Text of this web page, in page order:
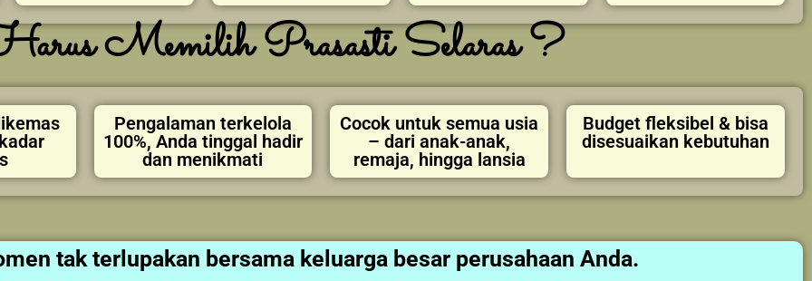
Memilih Prasasti Selaras ?
Pengalaman terkelola
100%, Anda tinggal hadir
dan menikmati
Cocok untuk semua usia
– dari anak-anak,
remaja, hingga lansia
Budget fleksibel & bisa
disesuaikan kebutuhan
tak terlupakan bersama keluarga besar perusahaan Anda.